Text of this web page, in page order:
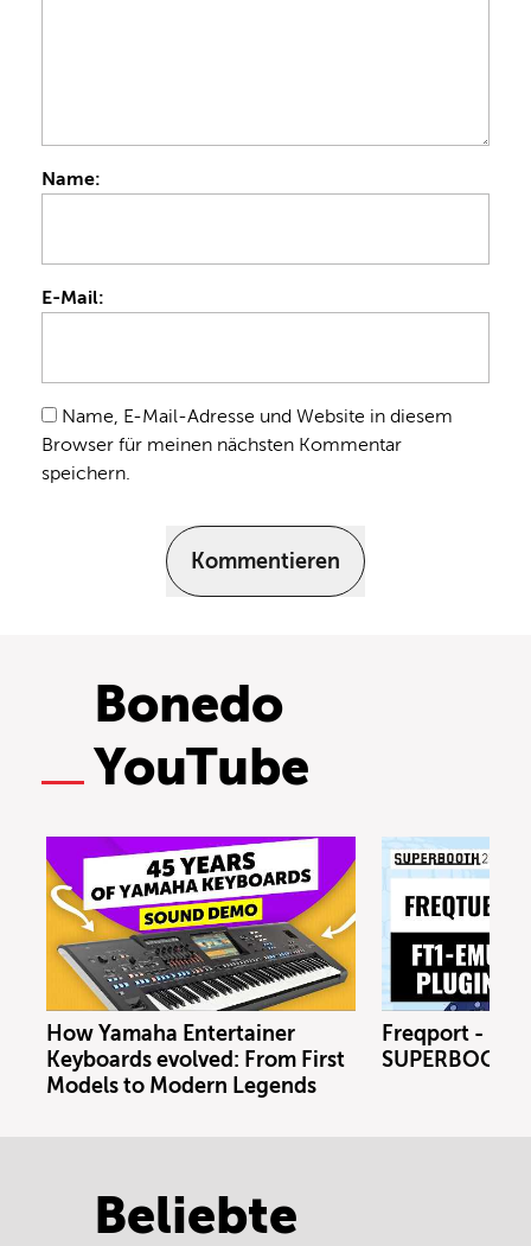
Name:
E-Mail:
Name, E-Mail-Adresse und Website in diesem
Browser für meinen nächsten Kommentar
speichern.
Kommentieren
Bonedo
YouTube
How Yamaha Entertainer
Keyboards evolved: From First
Models to Modern Legends
Freqport -
Beliebte